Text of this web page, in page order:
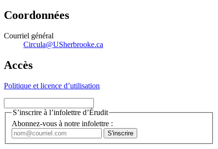
Coordonnées
Courriel général
Circula@USherbrooke.ca
Accès
Politique et licence d’utilisation
S’inscrire à l’infolettre d’Érudit
Abonnez-vous à notre infolettre :